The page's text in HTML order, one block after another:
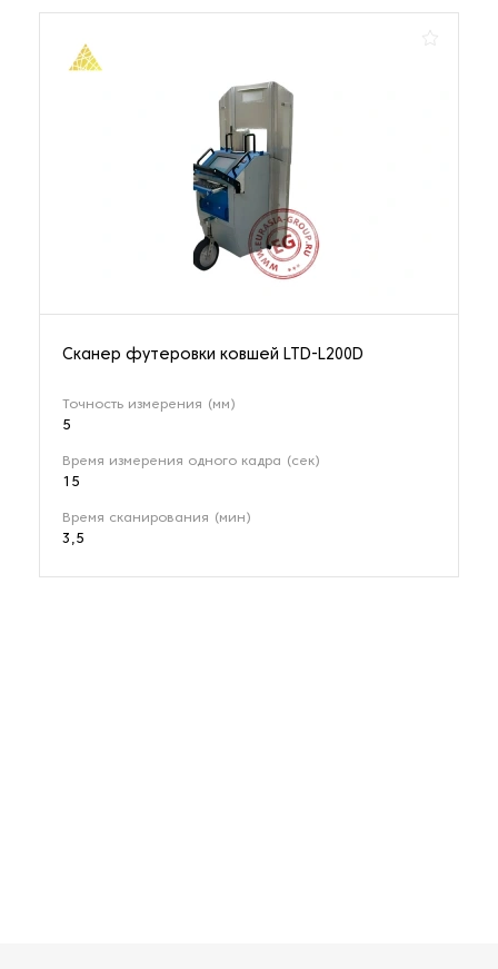
Сканер футеровки ковшей LTD-L200D
Точность измерения (мм)
5
Время измерения одного кадра (сек)
15
Время сканирования (мин)
3,5